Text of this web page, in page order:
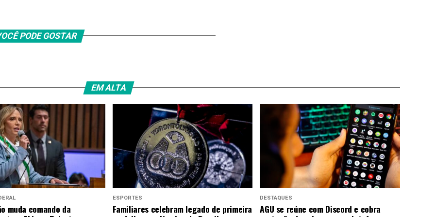
PODE GOSTAR
EM ALTA
muda comando da
ESPORTES
Familiares celebram legado de primeira
DESTAQUES
AGU se reúne com Discord e cobra